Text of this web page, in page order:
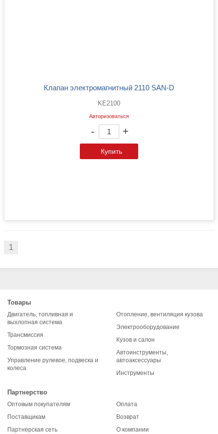
Клапан электромагнитный 2110 SAN-D
KE2100
Авторизоваться
- +
Купить
1
Товары
Двигатель, топливная и
выхлопная система
Трансмиссия
Тормозная система
Управление рулевое, подвеска и
колеса
Отопление, вентиляция кузова
Электрооборудование
Кузов и салон
Автоинструменты,
автоаксессуары
Инструменты
Партнерство
Оптовым покупателям
Поставщикам
Партнерская сеть
Оплата
Возврат
О компании